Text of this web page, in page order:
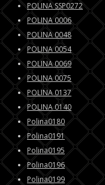
POLINA SSP0272
POLINA 0006
POLINA 0048
POLINA 0054
POLINA 0069
POLINA 0075
POLINA 0137
POLINA 0140
Polina0180
Polina0191
Polina0195
Polina0196
Polina0199